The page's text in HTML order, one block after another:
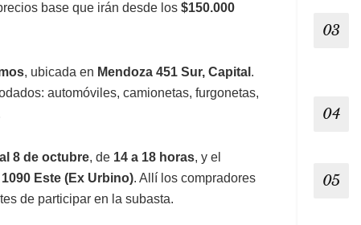
base que irán desde los $150.000
, ubicada en Mendoza 451 Sur, Capital .
automóviles, camionetas, furgonetas,
8 de octubre, de 14 a 18 horas, y el
Este (Ex Urbino). Allí los compradores
de participar en la subasta.